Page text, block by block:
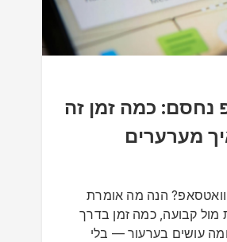
נחסם: כמה זמן זה
מערערים
הנה מה אומרת
מול קבועה, כמה זמן בדרך
עושים בערעור — בלי